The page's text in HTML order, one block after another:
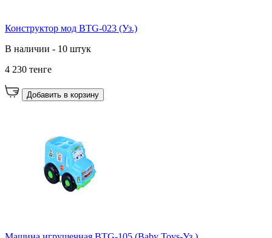
Конструктор мод BTG-023 (Уз.)
В наличии - 10 штук
4 230 тенге
Добавить в корзину